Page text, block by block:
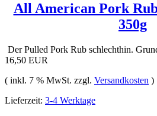
All American Pork
350g
Der Pulled Pork Rub schlechthin.
16,50 EUR
( inkl. 7 % MwSt. zzgl. Versandkosten )
Lieferzeit: 3-4 Werktage